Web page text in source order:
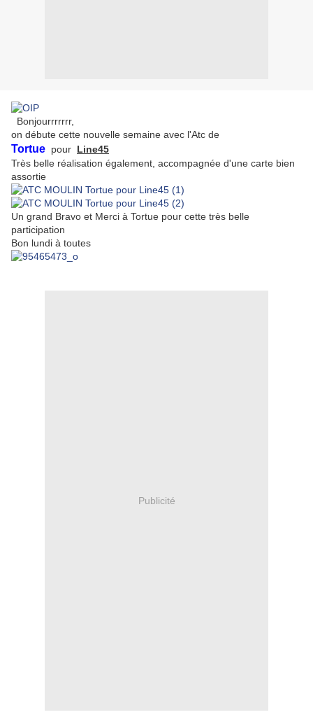
Bonjourrrrrrr,
on débute cette nouvelle semaine avec l'Atc de
Tortue pour Line45
Très belle réalisation également, accompagnée d'une carte bien
assortie
Un grand Bravo et Merci à Tortue pour cette très belle
participation
Bon lundi à toutes
Publicité